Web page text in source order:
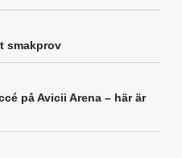
smakprov
på Avicii Arena – här är